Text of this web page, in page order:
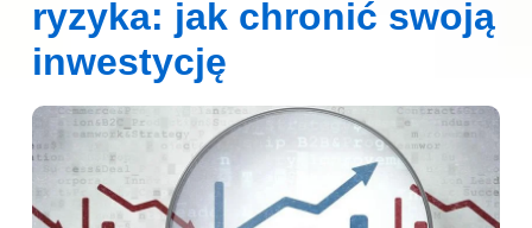
ryzyka: jak chronić swoją
inwestycję